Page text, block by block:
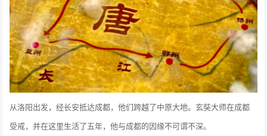
从洛阳出发，经长安抵达成都，他们跨越了中原大地。玄奘大师在成都
受戒，并在这里生活了五年，他与成都的因缘不可谓不深。